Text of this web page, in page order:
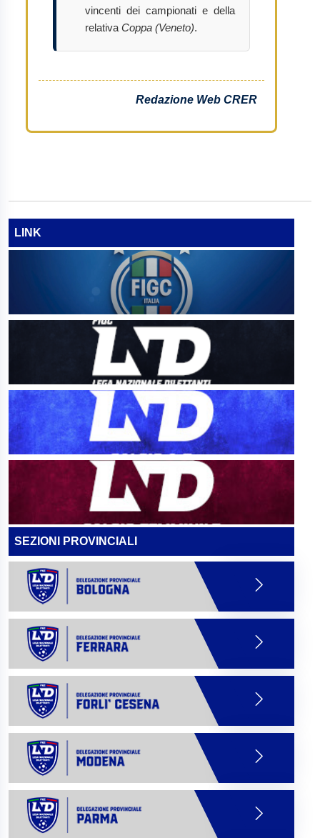
vincenti dei campionati e della
relativa Coppa (Veneto).
Redazione Web CRER
LINK
SEZIONI PROVINCIALI